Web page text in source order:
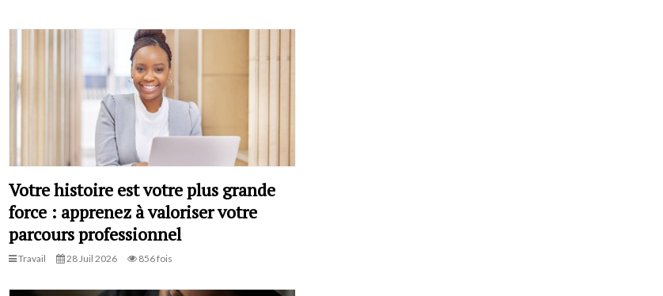
Votre histoire est votre plus grande
force : apprenez à valoriser votre
parcours professionnel
Travail 28 Juil 2026 856 fois